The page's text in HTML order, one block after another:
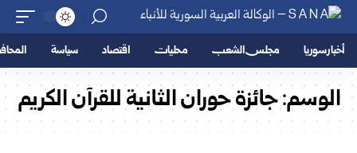
أخبار سوريا مجلس الشعب محليات اقتصاد سياسة
الوسم:جائزة حوران الثانية للقرآن الكريم